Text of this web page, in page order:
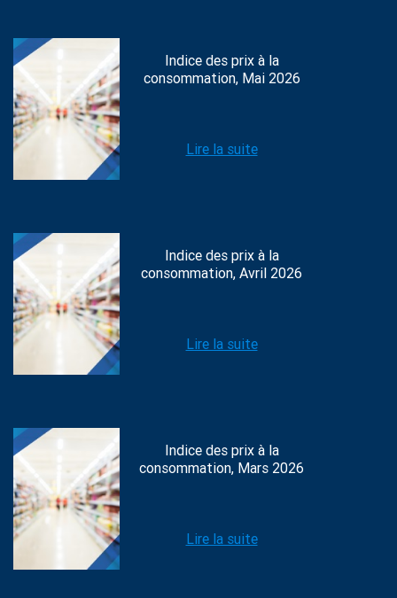
Indice des prix à la
consommation, Mai 2026
Lire la suite
Indice des prix à la
consommation, Avril 2026
Lire la suite
Indice des prix à la
consommation, Mars 2026
Lire la suite